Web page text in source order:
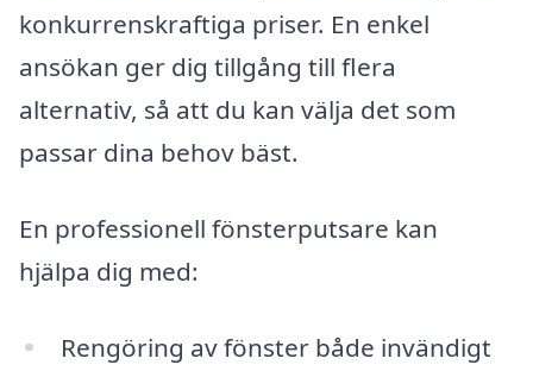
konkurrenskraftiga priser. En enkel
ansökan ger dig tillgång till flera
alternativ, så att du kan välja det som
passar dina behov bäst.
En professionell fönsterputsare kan
hjälpa dig med:
Rengöring av fönster både invändigt